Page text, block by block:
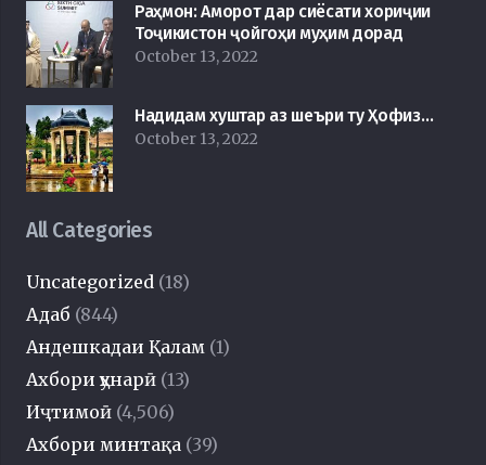
Раҳмон: Аморот дар сиёсати хориҷии
Тоҷикистон ҷойгоҳи муҳим дорад
October 13, 2022
Надидам хуштар аз шеъри ту Ҳофиз…
October 13, 2022
All Categories
Uncategorized (18)
Адаб (844)
Андешкадаи Қалам (1)
Ахбори ҳунарӣ (13)
Иҷтимоӣ (4,506)
Ахбори минтақа (39)